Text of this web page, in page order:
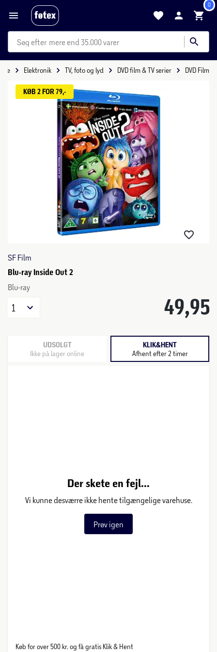
0
mere end 35.000 varer
Elektronik TV, foto og lyd DVD film & TV serier DVD Film
KØB 2 FOR 79,-
SF Film
Blu-ray Inside Out 2
Blu-ray
49,95
1
UDSOLGT
Ikke på lager online
KLIK&HENT
Afhent efter 2 timer
Der skete en fejl...
Vi kunne desværre ikke hente tilgængelige varehuse.
Prøv igen
Køb for over 500 kr. og få gratis Klik & Hent